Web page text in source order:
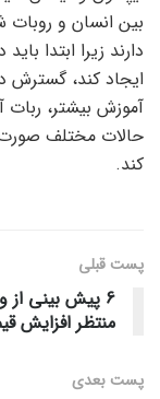
بین انسان و روبات
دارند زیرا ابتدا
ایجاد کند، گسترش
آموزش بیشتر، ربات
حالات مختلف صورت
کند.
پست قبلی
منتظر افزایش
پست‌ بعدی